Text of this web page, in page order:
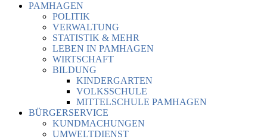
PAMHAGEN
POLITIK
VERWALTUNG
STATISTIK & MEHR
LEBEN IN PAMHAGEN
WIRTSCHAFT
BILDUNG
KINDERGARTEN
VOLKSSCHULE
MITTELSCHULE PAMHAGEN
BÜRGERSERVICE
KUNDMACHUNGEN
UMWELTDIENST